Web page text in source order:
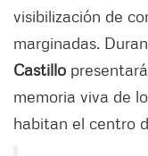
visibilización de
marginadas.
Castillo
memoria viva de
habitan el centro